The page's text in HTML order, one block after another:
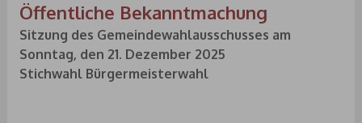
Öffentliche Bekanntmachung
Sitzung des Gemeindewahlausschusses am
Sonntag, den 21. Dezember 2025
Stichwahl Bürgermeisterwahl